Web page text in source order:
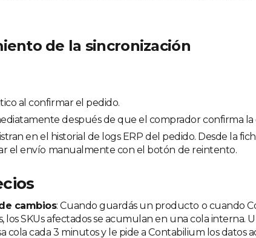
de la sincronización
al confirmar el pedido.
después de que el comprador confirma la
en el historial de logs ERP del pedido. Desde la
el envío manualmente con el botón de reintento.
cambios: Cuando guardás un producto o cuando
los SKUs afectados se acumulan en una cola interna.
cola cada 3 minutos y le pide a Contabilium los datos